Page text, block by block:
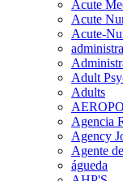
Acute
Acute
Acute-
Adult
Adults
Agencia
Agency
Agente
águeda